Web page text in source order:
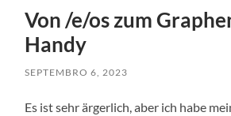
Von /e/os zum
Handy
SEPTEMBRO 6, 2023
Es ist sehr ärgerlich, aber ich habe